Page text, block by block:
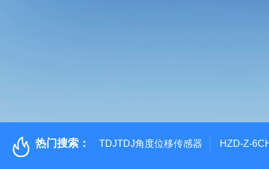
热门搜索： TDJTDJ角度位移传感器 HZD-Z-